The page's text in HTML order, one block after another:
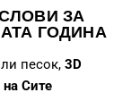
ЗА
ГОДИНА
песок, 3D
на Сите